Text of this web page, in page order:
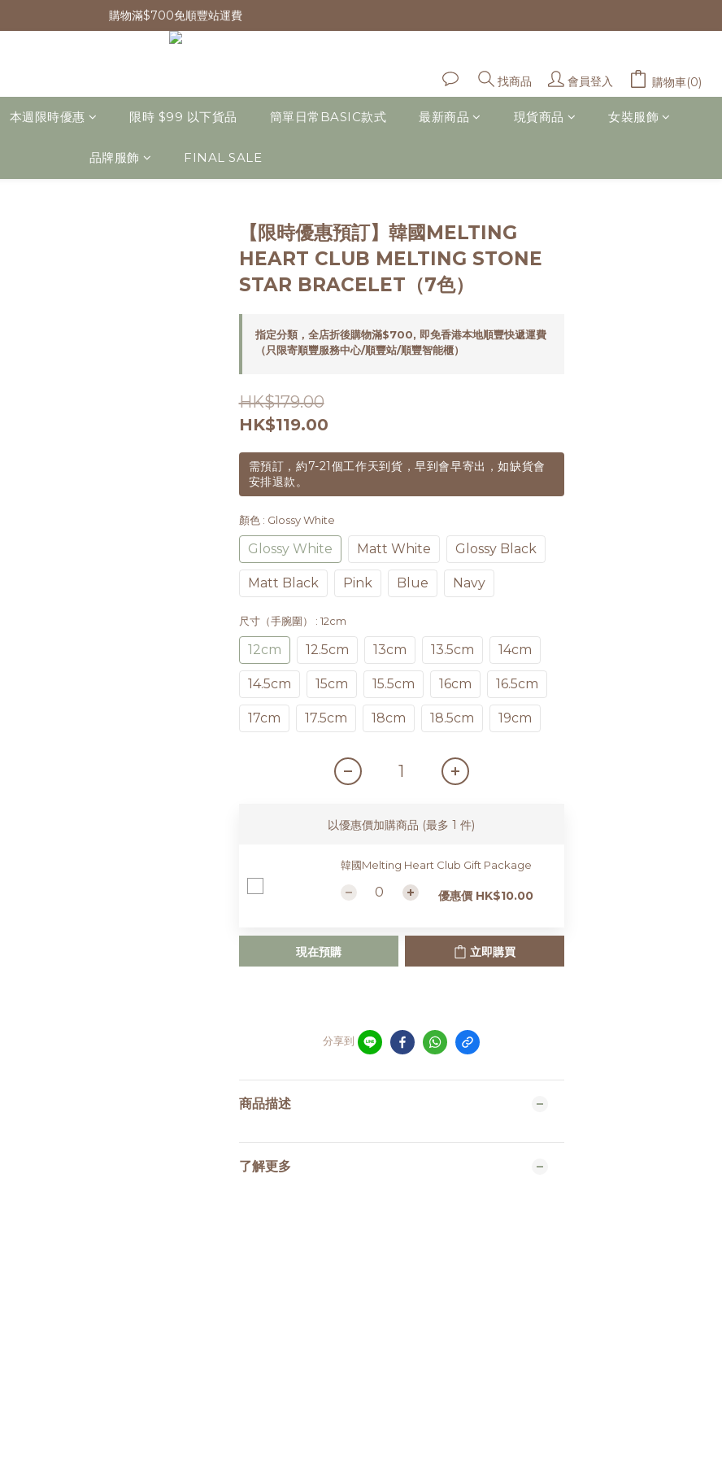
購物滿$700免順豐站運費
找商品 會員登入 購物車(0)
本週限時優惠 限時 $99 以下貨品 簡單日常BASIC款式 最新商品 現貨商品 女裝服飾
品牌服飾 FINAL SALE
【限時優惠預訂】韓國MELTING
HEART CLUB MELTING STONE
STAR BRACELET（7色）
指定分類，全店折後購物滿$700, 即免香港本地順豐快遞運費
（只限寄順豐服務中心/順豐站/順豐智能櫃）
HK$179.00
HK$119.00
需預訂，約7-21個工作天到貨，早到會早寄出，如缺貨會
安排退款。
顏色 : Glossy White
Glossy White Matt White Glossy Black
Matt Black Pink Blue Navy
尺寸（手腕圍） : 12cm
12cm 12.5cm 13cm 13.5cm 14cm
14.5cm 15cm 15.5cm 16cm 16.5cm
17cm 17.5cm 18cm 18.5cm 19cm
以優惠價加購商品 (最多 1 件)
韓國Melting Heart Club Gift Package
優惠價 HK$10.00
現在預購 立即購買
分享到
商品描述
了解更多